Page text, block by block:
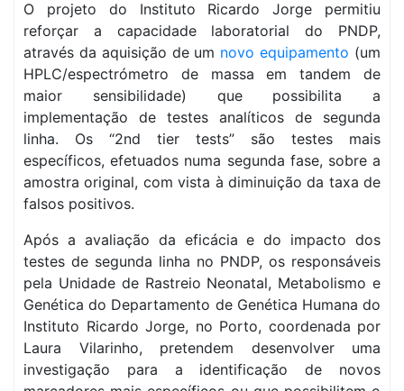
O projeto do Instituto Ricardo Jorge permitiu
reforçar a capacidade laboratorial do PNDP,
através da aquisição de um novo equipamento (um
HPLC/espectrómetro de massa em tandem de
maior sensibilidade) que possibilita a
implementação de testes analíticos de segunda
linha. Os “2nd tier tests” são testes mais
específicos, efetuados numa segunda fase, sobre a
amostra original, com vista à diminuição da taxa de
falsos positivos.
Após a avaliação da eficácia e do impacto dos
testes de segunda linha no PNDP, os responsáveis
pela Unidade de Rastreio Neonatal, Metabolismo e
Genética do Departamento de Genética Humana do
Instituto Ricardo Jorge, no Porto, coordenada por
Laura Vilarinho, pretendem desenvolver uma
investigação para a identificação de novos